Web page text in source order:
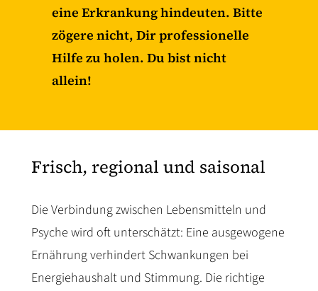
eine Erkrankung hindeuten. Bitte
zögere nicht, Dir professionelle
Hilfe zu holen. Du bist nicht
allein!
Frisch, regional und saisonal
Die Verbindung zwischen Lebensmitteln und
Psyche wird oft unterschätzt: Eine ausgewogene
Ernährung verhindert Schwankungen bei
Energiehaushalt und Stimmung. Die richtige